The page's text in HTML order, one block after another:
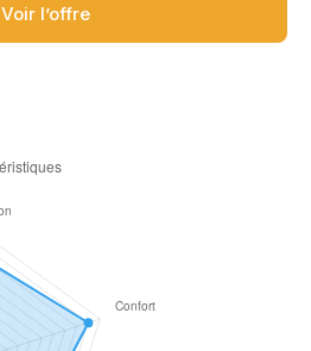
Voir l’offre